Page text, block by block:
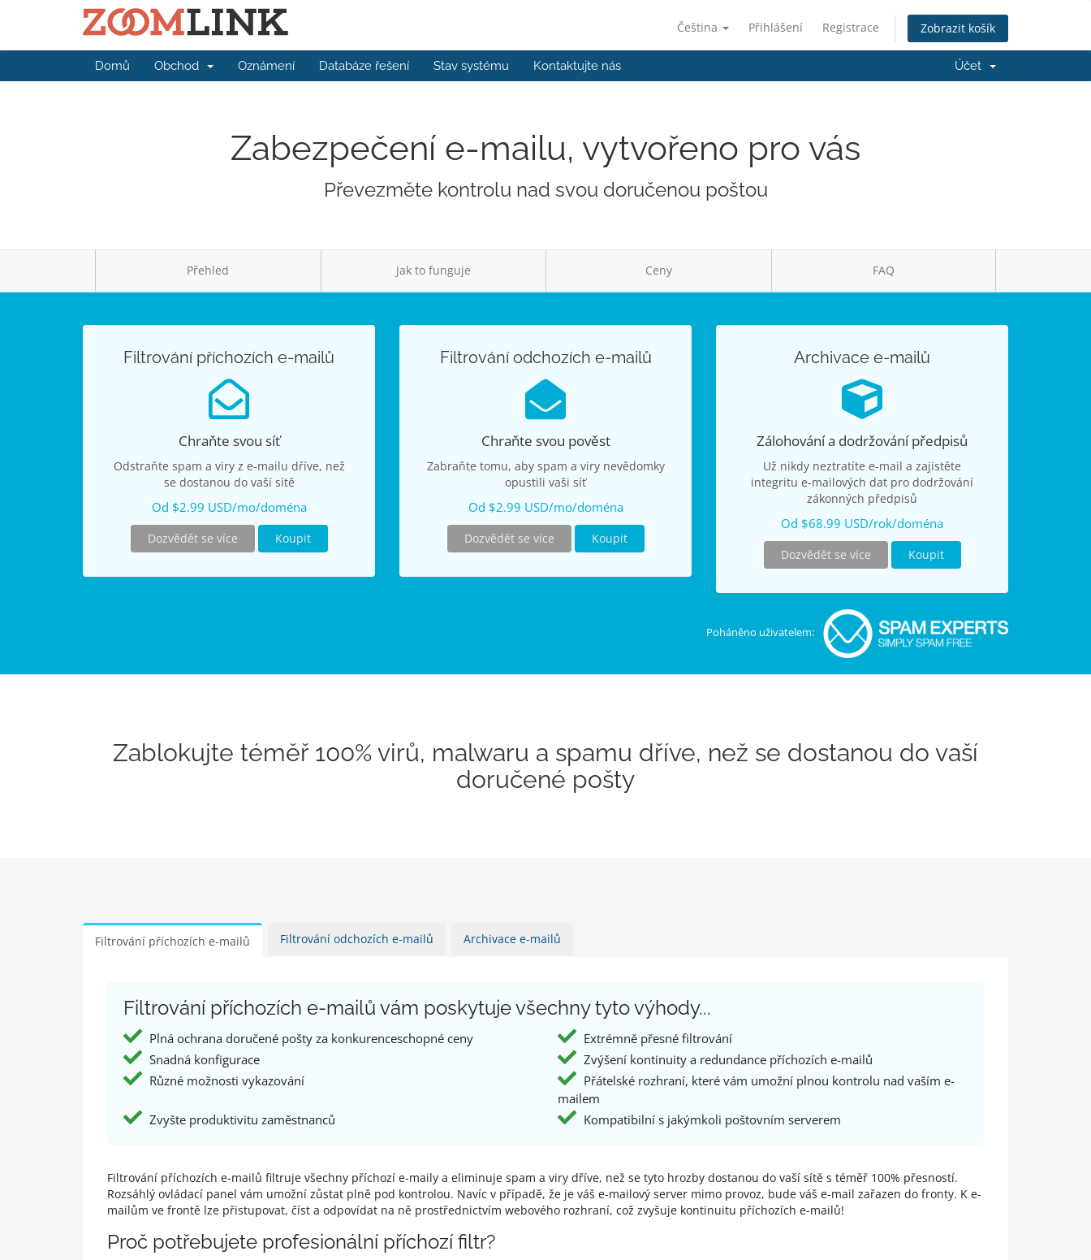
Čeština Přihlášení Registrace Zobrazit košík
Domů Obchod Oznámení Databáze řešení Stav systému Kontaktujte nás Účet
Zabezpečení e-mailu, vytvořeno pro vás
Převezměte kontrolu nad svou doručenou poštou
Přehled Jak to funguje Ceny FAQ
Filtrování příchozích e-mailů
Chraňte svou síť
Odstraňte spam a viry z e-mailu dříve, než
se dostanou do vaší sítě
Od $2.99 USD/mo/doména
Dozvědět se více Koupit
Filtrování odchozích e-mailů
Chraňte svou pověst
Zabraňte tomu, aby spam a viry nevědomky
opustili vaši síť
Od $2.99 USD/mo/doména
Dozvědět se více Koupit
Archivace e-mailů
Zálohování a dodržování předpisů
Už nikdy neztratíte e-mail a zajistěte
integritu e-mailových dat pro dodržování
zákonných předpisů
Od $68.99 USD/rok/doména
Dozvědět se více Koupit
Poháněno uživatelem:
Zablokujte téměř 100% virů, malwaru a spamu dříve, než se dostanou do vaší
doručené pošty
Filtrování příchozích e-mailů Filtrování odchozích e-mailů Archivace e-mailů
Filtrování příchozích e-mailů vám poskytuje všechny tyto výhody...
Plná ochrana doručené pošty za konkurenceschopné ceny
Extrémně přesné filtrování
Snadná konfigurace
Zvýšení kontinuity a redundance příchozích e-mailů
Různé možnosti vykazování
Přátelské rozhraní, které vám umožní plnou kontrolu nad vaším e-
mailem
Zvyšte produktivitu zaměstnanců
Kompatibilní s jakýmkoli poštovním serverem
Filtrování příchozích e-mailů filtruje všechny příchozí e-maily a eliminuje spam a viry dříve, než se tyto hrozby dostanou do vaší sítě s téměř 100% přesností.
Rozsáhlý ovládací panel vám umožní zůstat plně pod kontrolou. Navíc v případě, že je váš e-mailový server mimo provoz, bude váš e-mail zařazen do fronty. K e-
mailům ve frontě lze přistupovat, číst a odpovídat na ně prostřednictvím webového rozhraní, což zvyšuje kontinuitu příchozích e-mailů!
Proč potřebujete profesionální příchozí filtr?